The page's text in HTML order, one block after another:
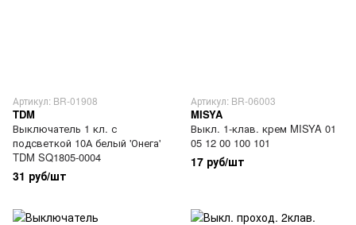
Артикул: BR-01908
TDM
Выключатель 1 кл. с
подсветкой 10А белый 'Онега'
TDM SQ1805-0004
31 руб/шт
Артикул: BR-06003
MISYA
Выкл. 1-клав. крем MISYA 01
05 12 00 100 101
17 руб/шт